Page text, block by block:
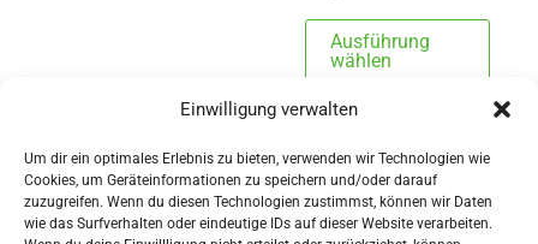
Einwilligung verwalten
Um dir ein optimales Erlebnis zu bieten, verwenden wir Technologien wie
Cookies, um Geräteinformationen zu speichern und/oder darauf
zuzugreifen. Wenn du diesen Technologien zustimmst, können wir Daten
wie das Surfverhalten oder eindeutige IDs auf dieser Website verarbeiten.
Ausführung
wählen
auf.
Die